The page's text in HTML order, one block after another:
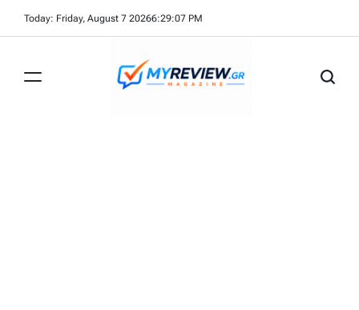
Today: Friday, August 7 20266:29:09 PM